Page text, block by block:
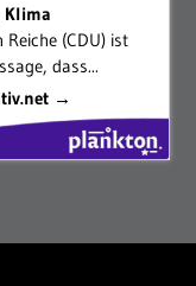
Klima
(CDU) ist
dass...
→